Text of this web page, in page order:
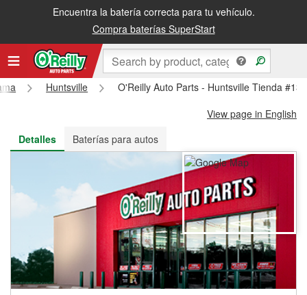
Encuentra la batería correcta para tu vehículo.
Compra baterías SuperStart
Recibe tu orden gratis al día siguiente o recógela en la tienda
Huntsville
O'Reilly Auto Parts - Huntsville Tienda
View page in English
Detalles
Baterías para autos